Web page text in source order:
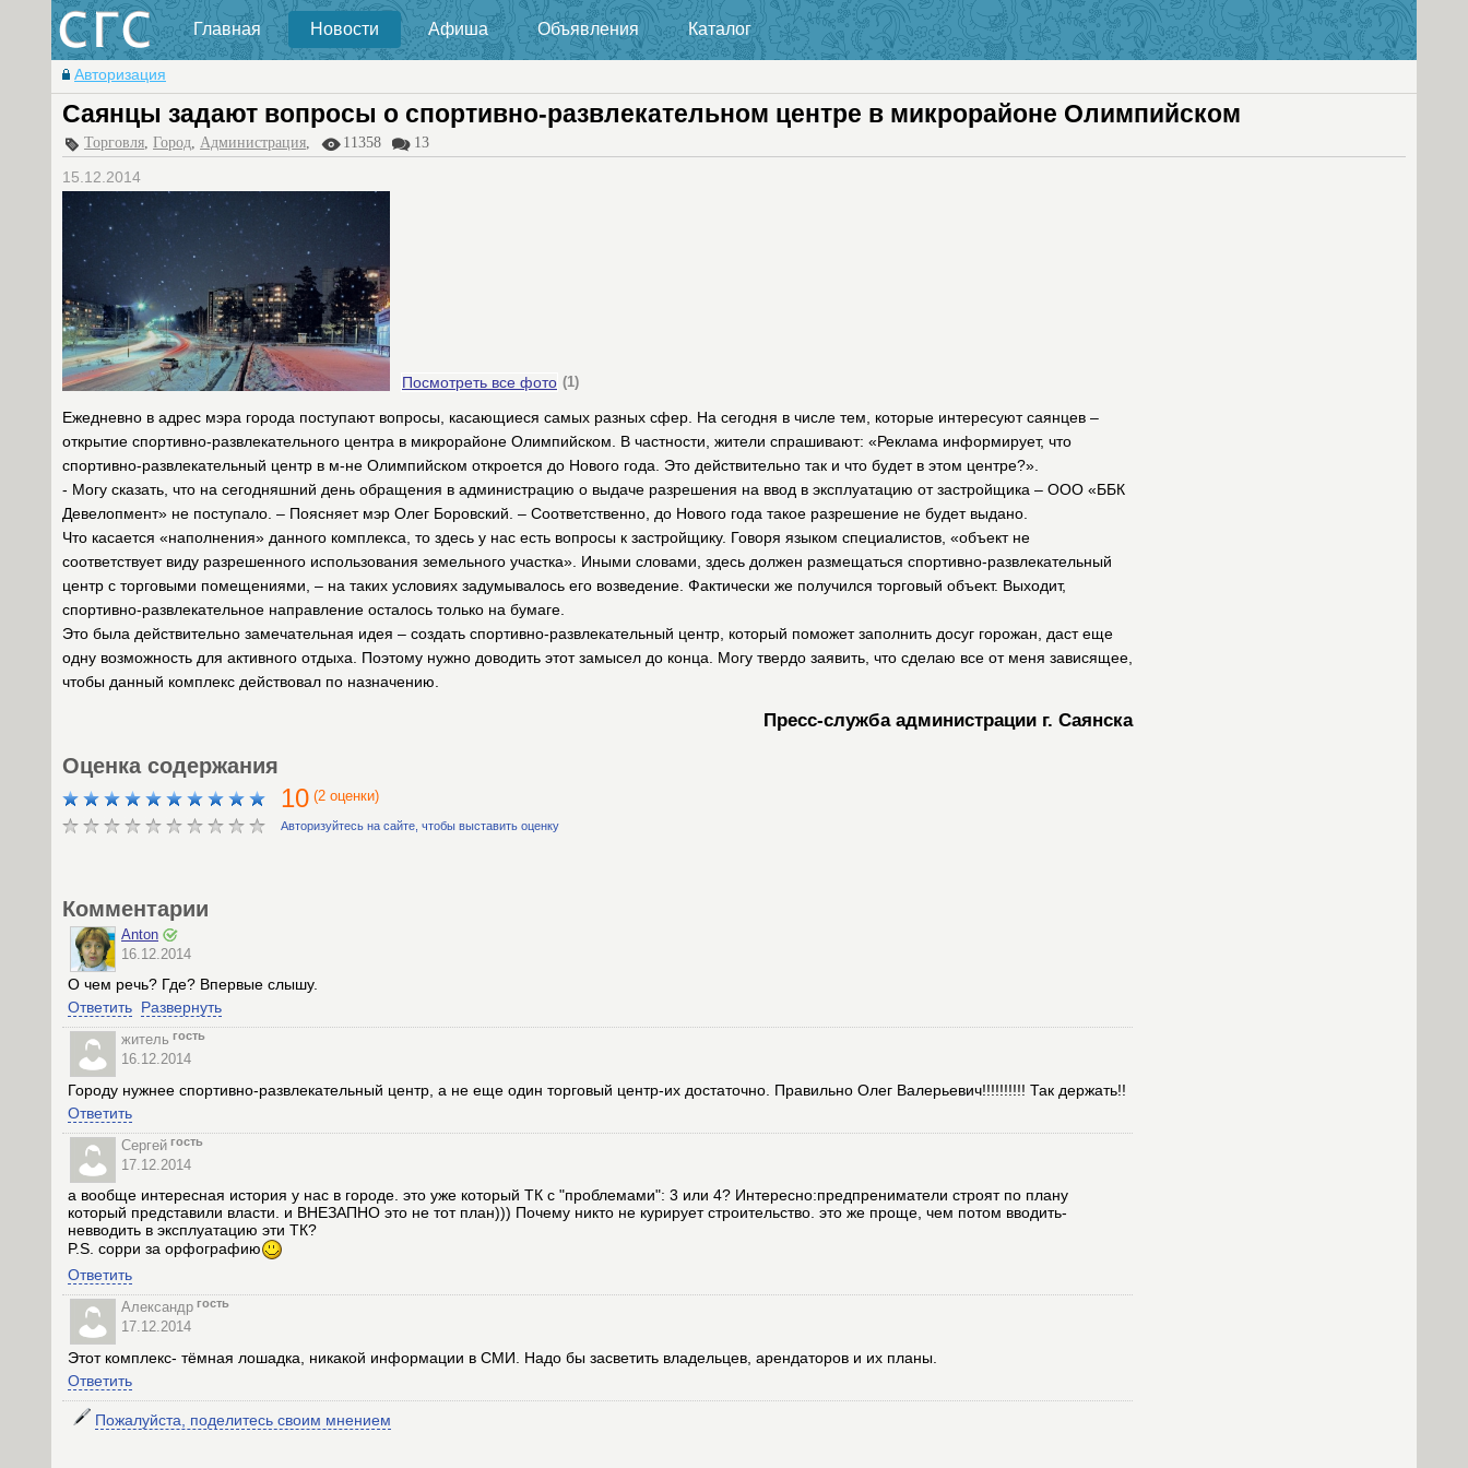
Главная Новости Афиша Объявления Каталог
Авторизация
Саянцы задают вопросы о спортивно-развлекательном центре в микрорайоне Олимпийском
Торговля, Город, Администрация, 11358 13
15.12.2014
Посмотреть все фото (1)
Ежедневно в адрес мэра города поступают вопросы, касающиеся самых разных сфер. На сегодня в числе тем, которые интересуют саянцев –
открытие спортивно-развлекательного центра в микрорайоне Олимпийском. В частности, жители спрашивают: «Реклама информирует, что
спортивно-развлекательный центр в м-не Олимпийском откроется до Нового года. Это действительно так и что будет в этом центре?».
- Могу сказать, что на сегодняшний день обращения в администрацию о выдаче разрешения на ввод в эксплуатацию от застройщика – ООО «ББК
Девелопмент» не поступало. – Поясняет мэр Олег Боровский. – Соответственно, до Нового года такое разрешение не будет выдано.
Что касается «наполнения» данного комплекса, то здесь у нас есть вопросы к застройщику. Говоря языком специалистов, «объект не
соответствует виду разрешенного использования земельного участка». Иными словами, здесь должен размещаться спортивно-развлекательный
центр с торговыми помещениями, – на таких условиях задумывалось его возведение. Фактически же получился торговый объект. Выходит,
спортивно-развлекательное направление осталось только на бумаге.
Это была действительно замечательная идея – создать спортивно-развлекательный центр, который поможет заполнить досуг горожан, даст еще
одну возможность для активного отдыха. Поэтому нужно доводить этот замысел до конца. Могу твердо заявить, что сделаю все от меня зависящее,
чтобы данный комплекс действовал по назначению.
Пресс-служба администрации г. Саянска
Оценка содержания
10 (2 оценки)
Авторизуйтесь на сайте, чтобы выставить оценку
Комментарии
Anton
16.12.2014
О чем речь? Где? Впервые слышу.
Ответить Развернуть
житель гость
16.12.2014
Городу нужнее спортивно-развлекательный центр, а не еще один торговый центр-их достаточно. Правильно Олег Валерьевич!!!!!!!!!! Так держать!!
Ответить
Сергей гость
17.12.2014
а вообще интересная история у нас в городе. это уже который ТК с "проблемами": 3 или 4? Интересно:предпрениматели строят по плану
который представили власти. и ВНЕЗАПНО это не тот план))) Почему никто не курирует строительство. это же проще, чем потом вводить-
невводить в эксплуатацию эти ТК?
P.S. сорри за орфографию
Ответить
Александр гость
17.12.2014
Этот комплекс- тёмная лошадка, никакой информации в СМИ. Надо бы засветить владельцев, арендаторов и их планы.
Ответить
Пожалуйста, поделитесь своим мнением